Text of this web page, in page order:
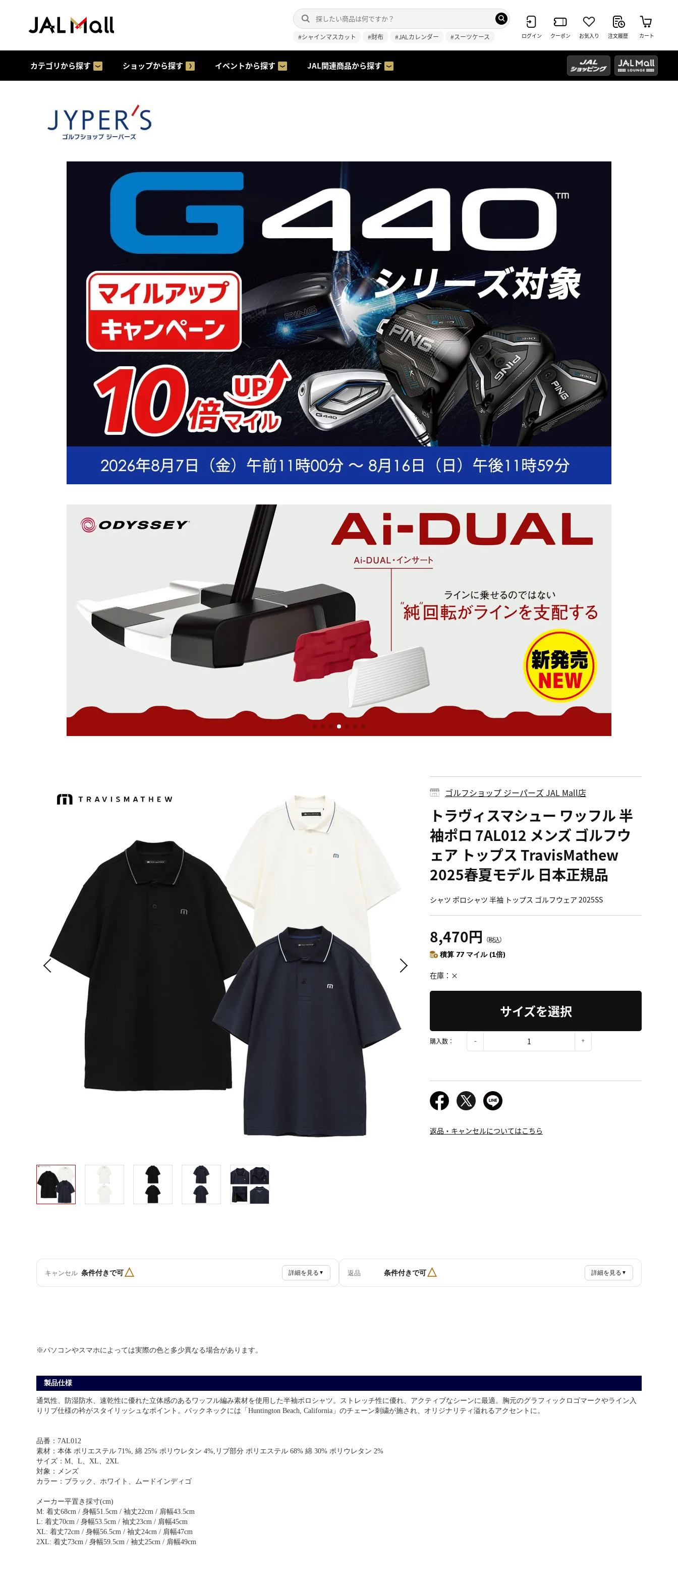
#シャインマスカット #財布 #JALカレンダー #スーツケース ログイン クーポン お気入り 注文履歴 カート
カテゴリから探す ショップから探す イベントから探す JAL関連商品から探す
ゴルフショップ ジーパーズ JAL Mall店
トラヴィスマシュー ワッフル 半
袖ポロ 7AL012 メンズ ゴルフウ
ェア トップス TravisMathew
2025春夏モデル 日本正規品
シャツ ポロシャツ 半袖 トップス ゴルフウェア 2025SS
8,470円 （税込）
積算 77 マイル (1倍)
在庫 ×
サイズを選択
購入数：
返品・キャンセルについてはこちら
キャンセル 条件付きで可△ 詳細を見る ▼ 返品 条件付きで可△ 詳細を見る ▼
※パソコンやスマホによっては実際の色と多少異なる場合があります。
製品仕様
通気性、防湿防水、速乾性に優れた立体感のあるワッフル編み素材を使用した半袖ポロシャツ。ストレッチ性に優れ、アクティブなシーンに最適。胸元のグラフィックロゴマークやライン入
りリブ仕様の衿がスタイリッシュなポイント。バックネックには「Huntington Beach, California」のチェーン刺繍が施され、オリジナリティ溢れるアクセントに。
品番：7AL012
素材：本体 ポリエステル 71%, 綿 25% ポリウレタン 4%,リブ部分 ポリエステル 68% 綿 30% ポリウレタン 2%
サイズ：M、L、XL、2XL
対象：メンズ
カラー：ブラック、ホワイト、ムードインディゴ
メーカー平置き採寸(cm)
M: 着丈68cm / 身幅51.5cm / 袖丈22cm / 肩幅43.5cm
L: 着丈70cm / 身幅53.5cm / 袖丈23cm / 肩幅45cm
XL: 着丈72cm / 身幅56.5cm / 袖丈24cm / 肩幅47cm
2XL: 着丈73cm / 身幅59.5cm / 袖丈25cm / 肩幅49cm